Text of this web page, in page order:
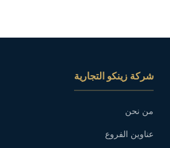
شركة زينكو التجارية
من نحن
عناوين الفروع